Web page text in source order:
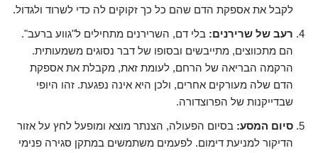
לקבל את אספקת הדם שהם כל כך זקוקים לה כדי לשרוד ולגדול.
רעב של שרירנים: בלי דם, השרירנים מתחילים ל"גווע ברעב".
הם מתכווצים, מתייבשים ובסופו של דבר נסוגים משמעותית.
הרקמה הבריאה של הרחם, לעומת זאת, מקבלת את אספקת
הדם שלה מעורקים אחרים, ולכן היא אינה נפגעת. זהו היופי
שבדייקנות של הפרוצדורה.
סיום המסע: בסיום הפעולה, הצנתר מוצא ומופעל לחץ על אזור
הדיקור למניעת דימום. לפעמים משתמשים במתקן סגירה פנימי